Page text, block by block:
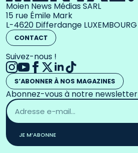
Moien News Médias SARL
15 rue Émile Mark
L-4620 Differdange LUXEMBOURG
CONTACT
Suivez-nous !
S’ABONNER À NOS MAGAZINES
Abonnez-vous à notre newsletter
Adresse
email
*
JE M’ABONNE